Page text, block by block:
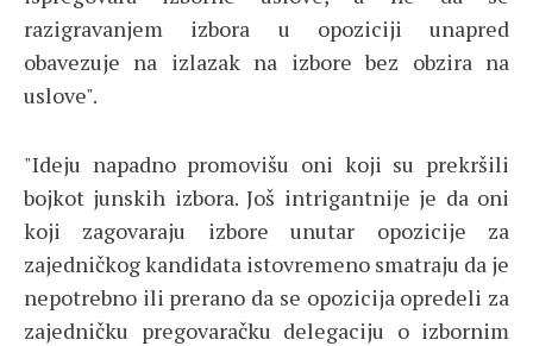
razigravanjem izbora u opoziciji unapred
obavezuje na izlazak na izbore bez obzira na
uslove".
"Ideju napadno promovišu oni koji su prekršili
bojkot junskih izbora. Još intrigantnije je da oni
koji zagovaraju izbore unutar opozicije za
zajedničkog kandidata istovremeno smatraju da je
nepotrebno ili prerano da se opozicija opredeli za
zajedničku pregovaračku delegaciju o izbornim